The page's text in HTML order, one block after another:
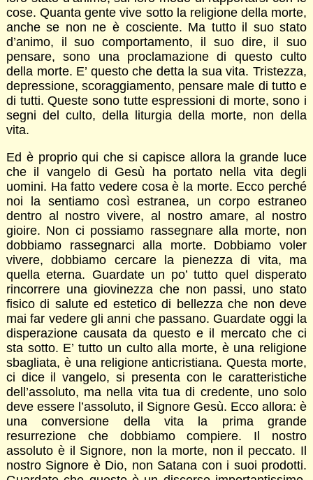
cose. Quanta gente vive sotto la religione della morte,
anche se non ne è cosciente. Ma tutto il suo stato
d’animo, il suo comportamento, il suo dire, il suo
pensare, sono una proclamazione di questo culto
della morte. E’ questo che detta la sua vita. Tristezza,
depressione, scoraggiamento, pensare male di tutto e
di tutti. Queste sono tutte espressioni di morte, sono i
segni del culto, della liturgia della morte, non della
vita.
Ed è proprio qui che si capisce allora la grande luce
che il vangelo di Gesù ha portato nella vita degli
uomini. Ha fatto vedere cosa è la morte. Ecco perché
noi la sentiamo così estranea, un corpo estraneo
dentro al nostro vivere, al nostro amare, al nostro
gioire. Non ci possiamo rassegnare alla morte, non
dobbiamo rassegnarci alla morte. Dobbiamo voler
vivere, dobbiamo cercare la pienezza di vita, ma
quella eterna. Guardate un po’ tutto quel disperato
rincorrere una giovinezza che non passi, uno stato
fisico di salute ed estetico di bellezza che non deve
mai far vedere gli anni che passano. Guardate oggi la
disperazione causata da questo e il mercato che ci
sta sotto. E’ tutto un culto alla morte, è una religione
sbagliata, è una religione anticristiana. Questa morte,
ci dice il vangelo, si presenta con le caratteristiche
dell’assoluto, ma nella vita tua di credente, uno solo
deve essere l’assoluto, il Signore Gesù. Ecco allora: è
una conversione della vita la prima grande
resurrezione che dobbiamo compiere. Il nostro
assoluto è il Signore, non la morte, non il peccato. Il
nostro Signore è Dio, non Satana con i suoi prodotti.